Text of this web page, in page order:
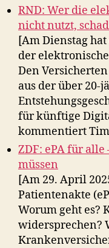
RND: Wer die
nicht nutzt,
[Am Dienstag
der
Den
aus der über 20-
für künftige
kommentiert
ZDF: ePA für alle
müssen
[Am 29. April
Patientenakte
Worum geht es?
widersprechen?